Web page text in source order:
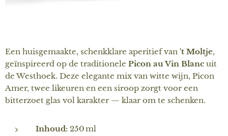
Een huisgemaakte, schenkklare aperitief van 't Moltje,
geïnspireerd op de traditionele Picon au Vin Blanc uit
de Westhoek. Deze elegante mix van witte wijn, Picon
Amer, twee likeuren en een siroop zorgt voor een
bitterzoet glas vol karakter — klaar om te schenken.
Inhoud: 250 ml